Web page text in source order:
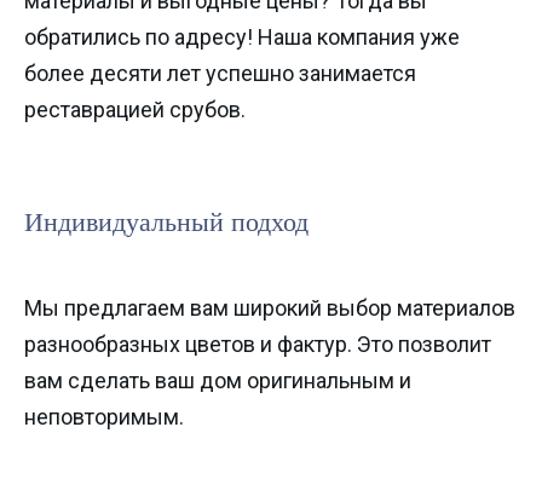
обратились по адресу! Наша компания уже
более десяти лет успешно занимается
реставрацией срубов.
Индивидуальный подход
Мы предлагаем вам широкий выбор материалов
разнообразных цветов и фактур. Это позволит
вам сделать ваш дом оригинальным и
неповторимым.